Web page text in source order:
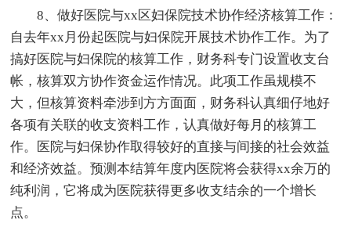
8、做好医院与xx区妇保院技术协作经济核算工作：
自去年xx月份起医院与妇保院开展技术协作工作。为了
搞好医院与妇保院的核算工作，财务科专门设置收支台
帐，核算双方协作资金运作情况。此项工作虽规模不
大，但核算资料牵涉到方方面面，财务科认真细仔地好
各项有关联的收支资料工作，认真做好每月的核算工
作。医院与妇保协作取得较好的直接与间接的社会效益
和经济效益。预测本结算年度内医院将会获得xx余万的
纯利润，它将成为医院获得更多收支结余的一个增长
点。